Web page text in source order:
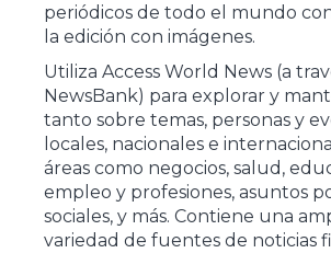
periódicos de todo el mundo
la edición con imágenes.
Utiliza Access World News (a
NewsBank) para explorar y
tanto sobre temas, personas y
locales, nacionales e
áreas como negocios, salud,
empleo y profesiones, asuntos
sociales, y más. Contiene una
variedad de fuentes de noticias